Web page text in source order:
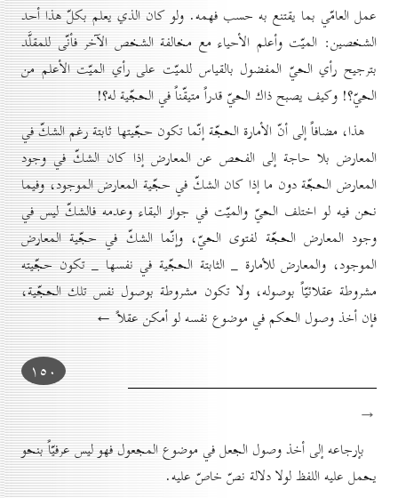
عمل العامّي بما يقتنع به حسب فهمه. ولو كان الذي يعلم بكلّ هذا أحد
الشخصين: الميّت وأعلم الأحياء مع مخالفة الشخص الآخر فأنّى للمقلَّد
بترجيح رأي الحيّ المفضول بالقياس للميّت على رأي الميّت الأعلم من
الحيّ؟! وكيف يصبح ذاك الحيّ قدراً متيقّناً في الحجّية له؟!
هذا، مضافاً إلى أنّ الأمارة الحجّة إنّما تكون حجّيتها ثابتة رغم الشكّ في
المعارض بلا حاجة إلى الفحص عن المعارض إذا كان الشكّ في وجود
المعارض الحجّة دون ما إذا كان الشكّ في حجّية المعارض الموجود، وفيما
نحن فيه لو اختلف الحيّ والميّت في جواز البقاء وعدمه فالشكّ ليس في
وجود المعارض الحجّة لفتوى الحيّ، وإنّما الشكّ في حجّية المعارض
الموجود، والمعارض للأمارة _ الثابتة الحجّية في نفسها _ تكون حجّيته
مشروطة عقلائيّاً بوصوله، ولا تكون مشروطة بوصول نفس تلك الحجّية،
فإن أخذ وصول الحكم في موضوع نفسه لو أمكن عقلاً ←
۱٥٠
→
بإرجاعه إلى أخذ وصول الجعل في موضوع المجعول فهو ليس عرفيّاً بنحو
يحمل عليه اللفظ لولا دلالة نصّ خاصّ عليه.